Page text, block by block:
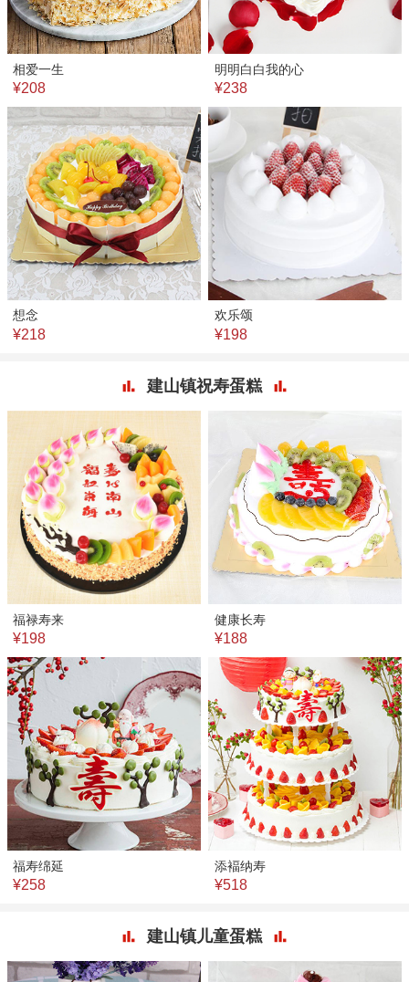
相爱一生
¥208
明明白白我的心
¥238
想念
¥218
欢乐颂
¥198
建山镇祝寿蛋糕
福禄寿来
¥198
健康长寿
¥188
福寿绵延
¥258
添褔纳寿
¥518
建山镇儿童蛋糕